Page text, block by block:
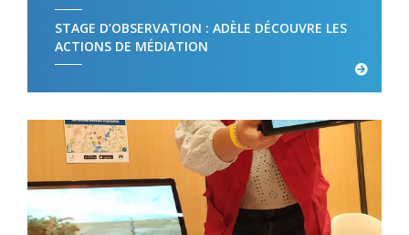
STAGE D’OBSERVATION : ADÈLE DÉCOUVRE LES
ACTIONS DE MÉDIATION